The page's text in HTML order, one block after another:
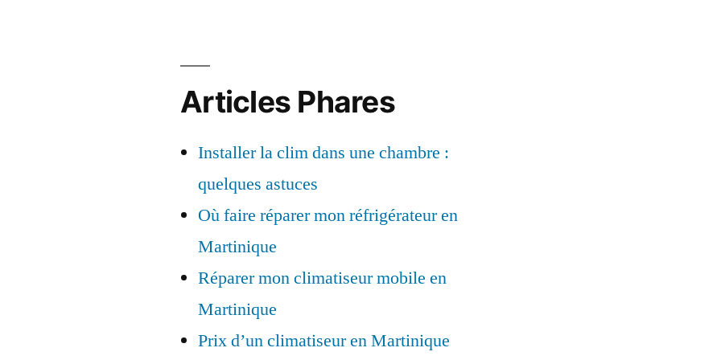
Articles Phares
Installer la clim dans une chambre :
quelques astuces
Où faire réparer mon réfrigérateur en
Martinique
Réparer mon climatiseur mobile en
Martinique
Prix d’un climatiseur en Martinique